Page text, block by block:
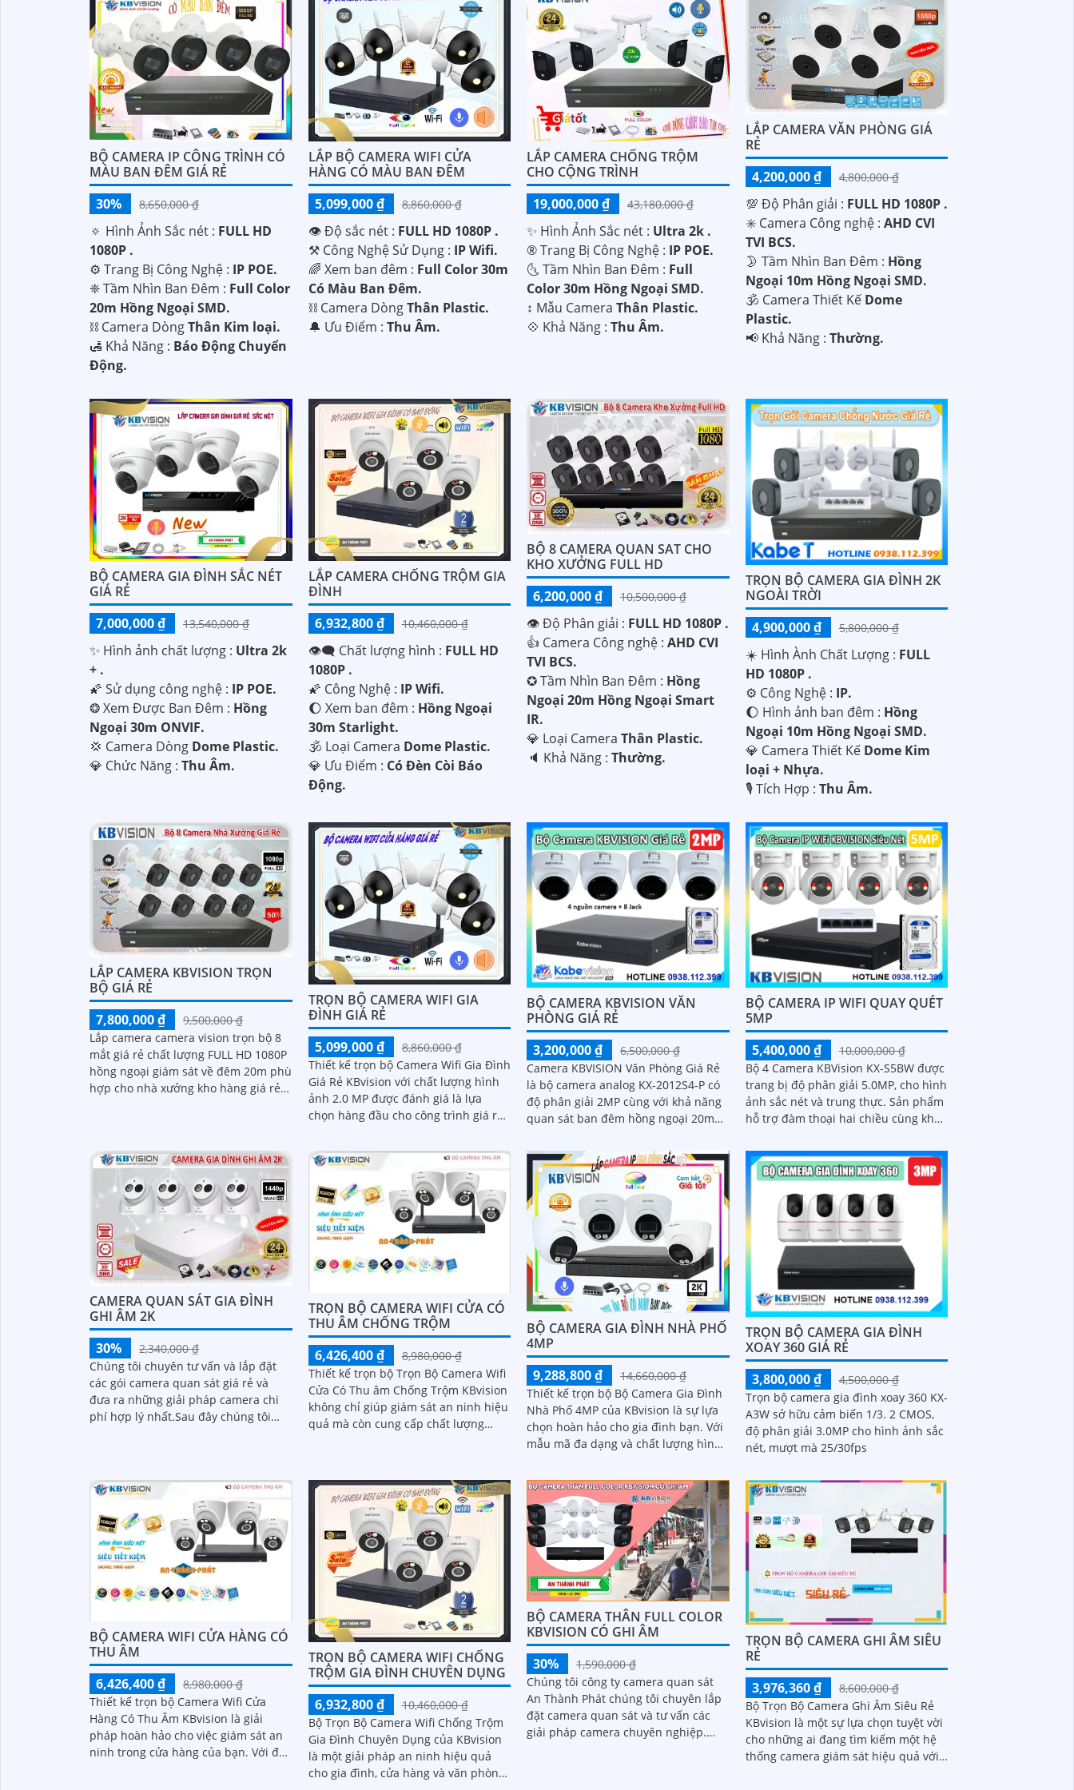
BỘ CAMERA IP CÔNG TRÌNH CÓ
MÀU BAN ĐÊM GIÁ RẺ
30%
8,650,000 ₫
🔅 Hình Ảnh Sắc nét : FULL HD
1080P .
⚙ Trang Bị Công Nghệ : IP POE.
❈ Tầm Nhìn Ban Đêm : Full Color
20m Hồng Ngoại SMD.
⛓ Camera DòngThân Kim loại.
️🛃 Khả Năng : Báo Động Chuyển
Động.
LẮP BỘ CAMERA WIFI CỬA
HÀNG CÓ MÀU BAN ĐÊM
5,099,000 ₫
8,860,000 ₫
👁 Độ sắc nét : FULL HD 1080P .
⚒ Công Nghệ Sử Dụng : IP Wifi.
🌈 Xem ban đêm : Full Color 30m
Có Màu Ban Ðêm.
⛓ Camera DòngThân Plastic.
️🔔 Ưu Điểm : Thu Âm.
LẮP CAMERA CHỐNG TRỘM
CHO CỘNG TRÌNH
19,000,000 ₫
43,180,000 ₫
✨ Hình Ảnh Sắc nét : Ultra 2k .
®️ Trang Bị Công Nghệ : IP POE.
🌜 Tầm Nhìn Ban Đêm : Full
Color 30m Hồng Ngoại SMD.
↕️ Mẫu CameraThân Plastic.
️💠 Khả Năng :Thu Âm.
LẮP CAMERA VĂN PHÒNG GIÁ
RẺ
4,200,000 ₫
4,800,000 ₫
💯 Độ Phân giải : FULL HD 1080P .
✳️ Camera Công nghệ : AHD CVI
TVI BCS.
🌛 Tầm Nhìn Ban Đêm : Hồng
Ngoại 10m Hồng Ngoại SMD.
🕉️ Camera Thiết Kế Dome
Plastic.
️📢 Khả Năng : Thường.
BỘ CAMERA GIA ĐÌNH SẮC NÉT
GIÁ RẺ
7,000,000 ₫
13,540,000 ₫
✨ Hình ảnh chất lượng : Ultra 2k
+ .
🌠 Sử dụng công nghệ : IP POE.
❂ Xem Được Ban Đêm : Hồng
Ngoại 30m ONVIF.
💢 Camera Dòng Dome Plastic.
️💎 Chức Năng : Thu Âm.
LẮP CAMERA CHỐNG TRỘM GIA
ĐÌNH
6,932,800 ₫
10,460,000 ₫
👁️‍🗨 Chất lượng hình : FULL HD
1080P .
🌠 Công Nghệ : IP Wifi.
🌔 Xem ban đêm : Hồng Ngoại
30m Starlight.
🕉️ Loại Camera Dome Plastic.
️💎 Ưu Điểm : Có Ðèn Còi Báo
Động.
BỘ 8 CAMERA QUAN SAT CHO
KHO XƯỞNG FULL HD
6,200,000 ₫
10,500,000 ₫
👁 Độ Phân giải : FULL HD 1080P .
👍 Camera Công nghệ :AHD CVI
TVI BCS.
✪ Tầm Nhìn Ban Đêm : Hồng
Ngoại 20m Hồng Ngoại Smart
IR.
💎 Loại CameraThân Plastic.
️🔈 Khả Năng :Thường.
TRỌN BỘ CAMERA GIA ĐÌNH 2K
NGOÀI TRỜI
4,900,000 ₫
5,800,000 ₫
☀️ Hình Ành Chất Lượng : FULL
HD 1080P .
⚙ Công Nghệ : IP.
🌔 Hình ảnh ban đêm : Hồng
Ngoại 10m Hồng Ngoại SMD.
💎 Camera Thiết Kế Dome Kim
loại + Nhựa.
️🎙 Tích Hợp : Thu Âm.
LẮP CAMERA KBVISION TRỌN
BỘ GIÁ RẺ
7,800,000 ₫
9,500,000 ₫
Lắp camera camera vision trọn bộ 8
mắt giá rẻ chất lượng FULL HD 1080P
hồng ngoại giám sát về đêm 20m phù
hợp cho nhà xưởng kho hàng giá rẻ
TRỌN BỘ CAMERA WIFI GIA
ĐÌNH GIÁ RẺ
5,099,000 ₫
8,860,000 ₫
Thiết kế trọn bộ Camera Wifi Gia Đình
Giá Rẻ KBvision với chất lượng hình
ảnh 2.0 MP được đánh giá là lựa
chọn hàng đầu cho công trình giá rẻ
BỘ CAMERA KBVISION VĂN
PHÒNG GIÁ RẺ
3,200,000 ₫
6,500,000 ₫
Camera KBVISION Văn Phòng Giá Rẻ
là bộ camera analog KX-2012S4-P có
độ phân giải 2MP cùng với khả năng
quan sát ban đêm hồng ngoại 20m
bộ camera này còn kèm theo 1 ổ
cứng 500GB và 1 đầu ghi hình analog
KX-7104T giúp lưu trữ video giám sát
trong 7 ngày cho 4 mắt camera
BỘ CAMERA IP WIFI QUAY QUÉT
5MP
5,400,000 ₫
10,000,000 ₫
Bộ 4 Camera KBVision KX-S5BW được
trang bị độ phân giải 5.0MP, cho hình
ảnh sắc nét và trung thực. Sản phẩm
hỗ trợ đàm thoại hai chiều cùng khả
CAMERA QUAN SÁT GIA ĐÌNH
GHI ÂM 2K
30%
2,340,000 ₫
Chúng tôi chuyên tư vấn và lắp đặt
các gói camera quan sát giá rẻ và
đưa ra những giải pháp camera chi
phí hợp lý nhất.Sau đây chúng tôi
TRỌN BỘ CAMERA WIFI CỬA CÓ
THU ÂM CHỐNG TRỘM
6,426,400 ₫
8,980,000 ₫
Thiết kế trọn bộ Trọn Bộ Camera Wifi
Cửa Có Thu âm Chống Trộm KBvision
không chỉ giúp giám sát an ninh hiệu
quả mà còn cung cấp chất lượng
BỘ CAMERA GIA ĐÌNH NHÀ PHỐ
4MP
9,288,800 ₫
14,660,000 ₫
Thiết kế trọn bộ Bộ Camera Gia Đình
Nhà Phố 4MP của KBvision là sự lựa
chọn hoàn hảo cho gia đình bạn. Với
mẫu mã đa dạng và chất lượng hình
tâm khi giám sát ngôi nhà của mình
TRỌN BỘ CAMERA GIA ĐÌNH
XOAY 360 GIÁ RẺ
3,800,000 ₫
4,500,000 ₫
Trọn bộ camera gia đình xoay 360 KX-
A3W sở hữu cảm biến 1/3. 2 CMOS,
độ phân giải 3.0MP cho hình ảnh sắc
nét, mượt mà 25/30fps
BỘ CAMERA WIFI CỬA HÀNG CÓ
THU ÂM
6,426,400 ₫
8,980,000 ₫
Thiết kế trọn bộ Camera Wifi Cửa
Hàng Có Thu Âm KBvision là giải
pháp hoàn hảo cho việc giám sát an
ninh trong cửa hàng của bạn. Với độ
TRỌN BỘ CAMERA WIFI CHỐNG
TRỘM GIA ĐÌNH CHUYÊN DỤNG
6,932,800 ₫
10,460,000 ₫
Bộ Trọn Bộ Camera Wifi Chống Trộm
Gia Đình Chuyên Dụng của KBvision
là một giải pháp an ninh hiệu quả
cho gia đình, cửa hàng và văn phòng.
BỘ CAMERA THÂN FULL COLOR
KBVISION CÓ GHI ÂM
30%
1,590,000 ₫
Chúng tôi công ty camera quan sát
An Thành Phát chúng tôi chuyên lắp
đặt camera quan sát và tư vấn các
giải pháp camera chuyên nghiệp.
TRỌN BỘ CAMERA GHI ÂM SIÊU
RẺ
3,976,360 ₫
8,600,000 ₫
Bộ Trọn Bộ Camera Ghi Âm Siêu Rẻ
KBvision là một sự lựa chọn tuyệt vời
cho những ai đang tìm kiếm một hệ
thống camera giám sát hiệu quả với